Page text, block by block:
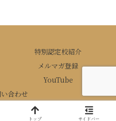
特別認定校紹介
メルマガ登録
YouTube
合わせ
お香アカデミー.
トップ サイドバー